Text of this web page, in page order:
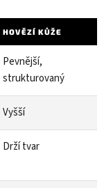
HOVĚZÍ KŮŽE
Pevnější,
strukturovaný
Vyšší
Drží tvar